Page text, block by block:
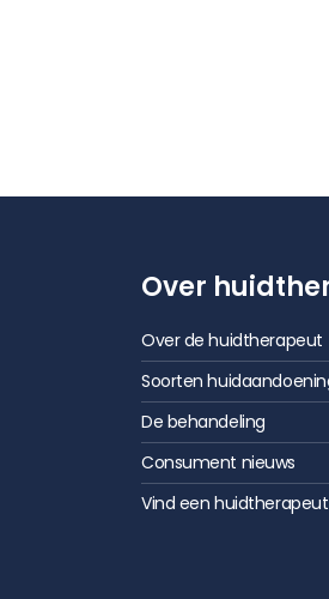
Over
Over de huidtherapeut
Soorten
De behandeling
Consument nieuws
Vind een huidtherapeut